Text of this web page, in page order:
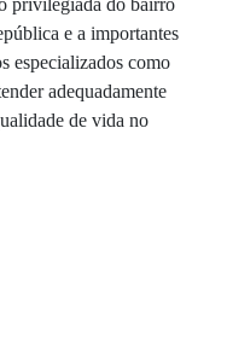
e a importantes
especializados como
adequadamente
de vida no